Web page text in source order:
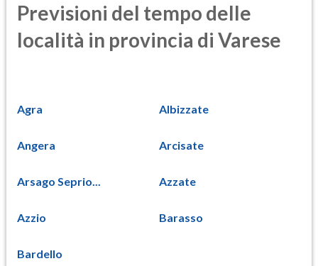
Previsioni del tempo delle
località in provincia di Varese
Agra Albizzate
Angera Arcisate
Arsago Seprio... Azzate
Azzio Barasso
Bardello